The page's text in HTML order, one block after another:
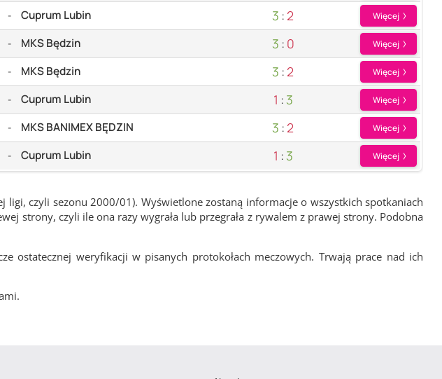
- Cuprum Lubin 3 : 2 Więcej
- MKS Będzin 3 : 0 Więcej
- MKS Będzin 3 : 2 Więcej
- Cuprum Lubin 1 : 3 Więcej
- MKS BANIMEX BĘDZIN 3 : 2 Więcej
- Cuprum Lubin 1 : 3 Więcej
czyli sezonu 2000/01). Wyświetlone zostaną informacje o wszystkich spotkaniach
strony, czyli ile ona razy wygrała lub przegrała z rywalem z prawej strony. Podobna
ostatecznej weryfikacji w pisanych protokołach meczowych. Trwają prace nad ich